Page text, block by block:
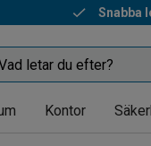
Snabba
Kontor